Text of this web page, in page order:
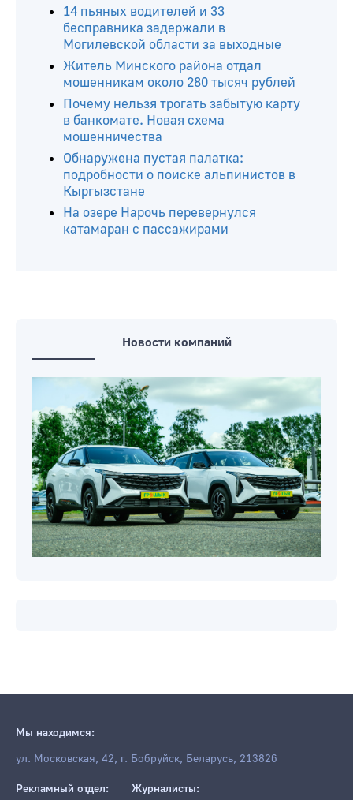
Читайте ещё
14 пьяных водителей и 33
бесправника задержали в
Могилевской области за выходные
Житель Минского района отдал
мошенникам около 280 тысяч рублей
Почему нельзя трогать забытую карту
в банкомате. Новая схема
катамаран с пассажирами
Новости компаний